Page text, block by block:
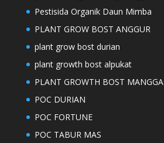
Pestisida Organik Daun Mimba
PLANT GROW BOST ANGGUR
plant grow bost durian
plant growth bost alpukat
PLANT GROWTH BOST MANGGA
POC DURIAN
POC FORTUNE
POC TABUR MAS